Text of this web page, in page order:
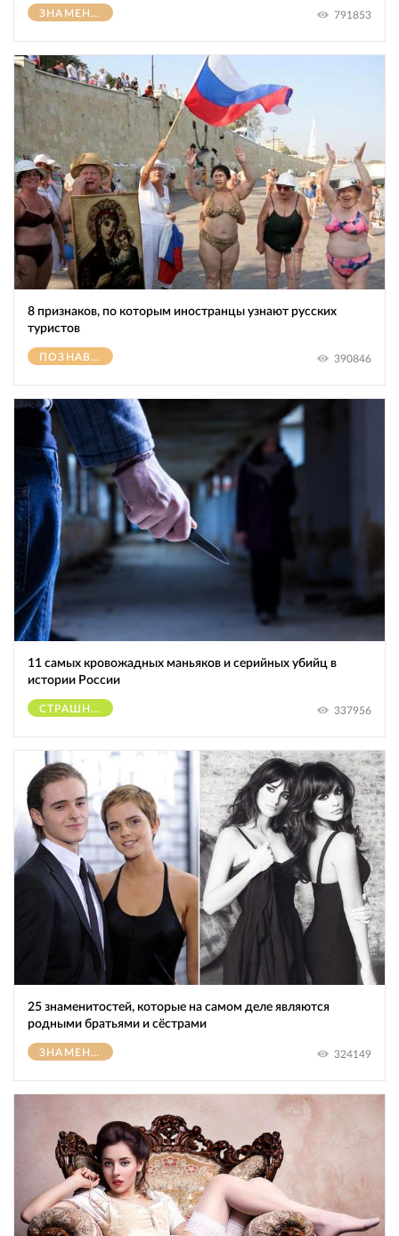
ЗНАМЕНИТОСТИ 791853
8 признаков, по которым иностранцы узнают русских
туристов
ПОЗНАВАТЕЛЬНОЕ 390846
11 самых кровожадных маньяков и серийных убийц в
истории России
СТРАШНОЕ 337956
25 знаменитостей, которые на самом деле являются
родными братьями и сёстрами
ЗНАМЕНИТОСТИ 324149